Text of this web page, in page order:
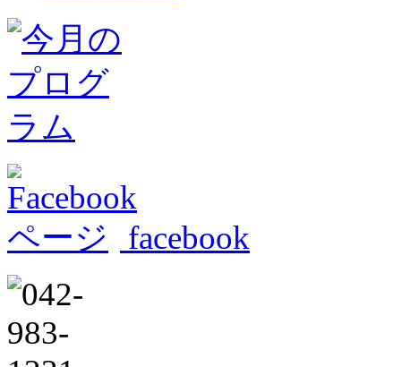
facebook